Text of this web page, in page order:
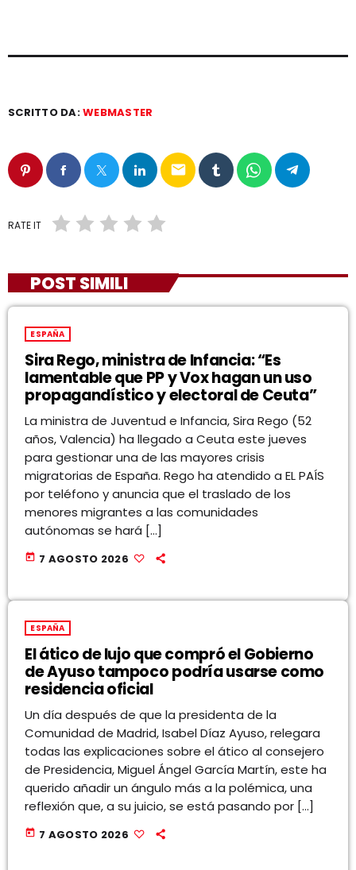
SCRITTO DA:WEBMASTER
email
RATE IT
POST SIMILI
ESPAÑA
Sira Rego, ministra de Infancia: “Es
lamentable que PP y Vox hagan un uso
propagandístico y electoral de Ceuta”
La ministra de Juventud e Infancia, Sira Rego (52
años, Valencia) ha llegado a Ceuta este jueves
para gestionar una de las mayores crisis
migratorias de España. Rego ha atendido a EL PAÍS
por teléfono y anuncia que el traslado de los
menores migrantes a las comunidades
autónomas se hará […]
today 7 AGOSTO 2026
ESPAÑA
El ático de lujo que compró el Gobierno
de Ayuso tampoco podría usarse como
residencia oficial
Un día después de que la presidenta de la
Comunidad de Madrid, Isabel Díaz Ayuso, relegara
todas las explicaciones sobre el ático al consejero
de Presidencia, Miguel Ángel García Martín, este ha
querido añadir un ángulo más a la polémica, una
reflexión que, a su juicio, se está pasando por […]
today 7 AGOSTO 2026